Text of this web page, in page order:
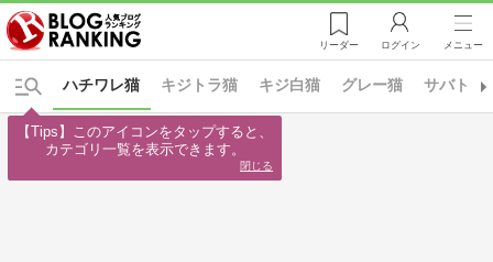
リーダー ログイン メニュー
キジトラ猫 キジ白猫 グレー猫 サバトラ
ハチワレ猫
【Tips】このアイコンをタップすると、
カテゴリ一覧を表示できます。
閉じる